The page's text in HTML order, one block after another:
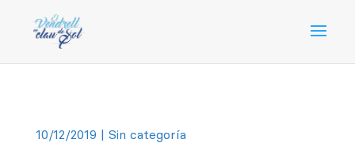
10/12/2019 | Sin categoría